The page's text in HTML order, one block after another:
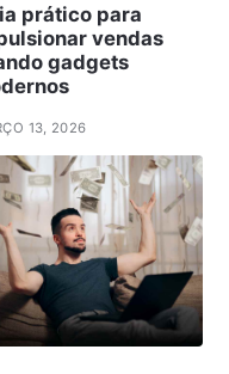
prático para
vendas
gadgets
13, 2026